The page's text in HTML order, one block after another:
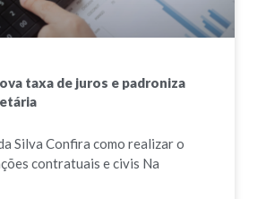
taxa de juros e padroniza
Silva Confira como realizar o
contratuais e civis Na